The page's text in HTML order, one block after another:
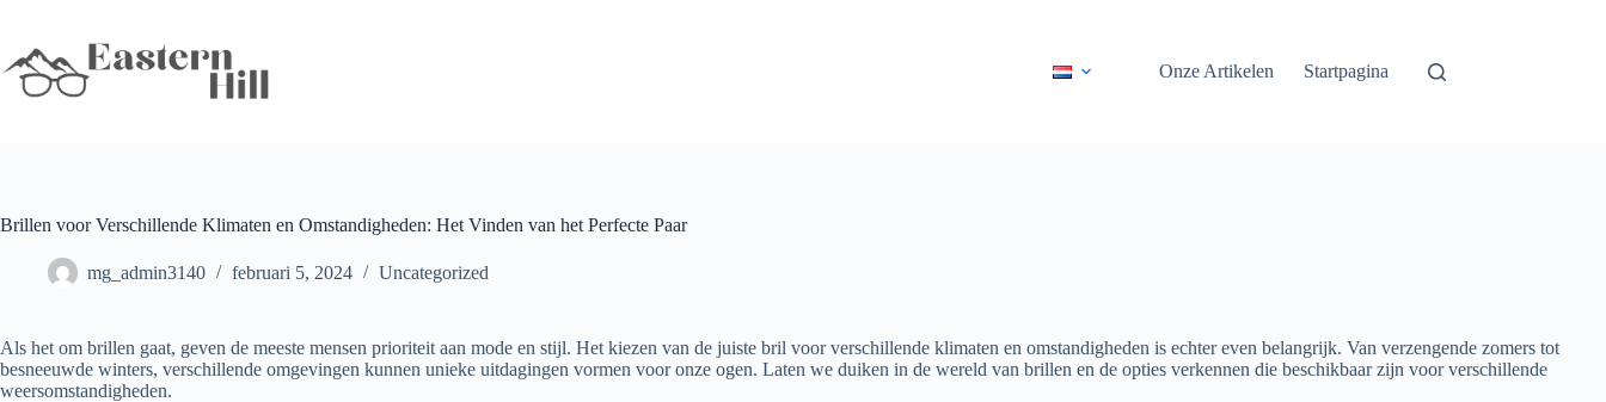
inhoud
Onze Artikelen Startpagina
Brillen voor Verschillende Klimaten en Omstandigheden: Het Vinden van het Perfecte Paar
mg_admin3140 februari 5, 2024 Uncategorized
Als het om brillen gaat, geven de meeste mensen prioriteit aan mode en stijl. Het kiezen van de juiste bril voor verschillende klimaten en omstandigheden is echter even belangrijk. Van verzengende zomers tot
besneeuwde winters, verschillende omgevingen kunnen unieke uitdagingen vormen voor onze ogen. Laten we duiken in de wereld van brillen en de opties verkennen die beschikbaar zijn voor verschillende
weersomstandigheden.